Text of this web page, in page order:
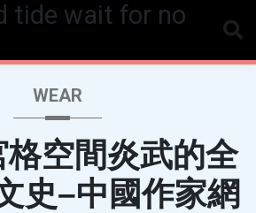
tide wait for no
WEAR
格空間炎武的全
史–中國作家網